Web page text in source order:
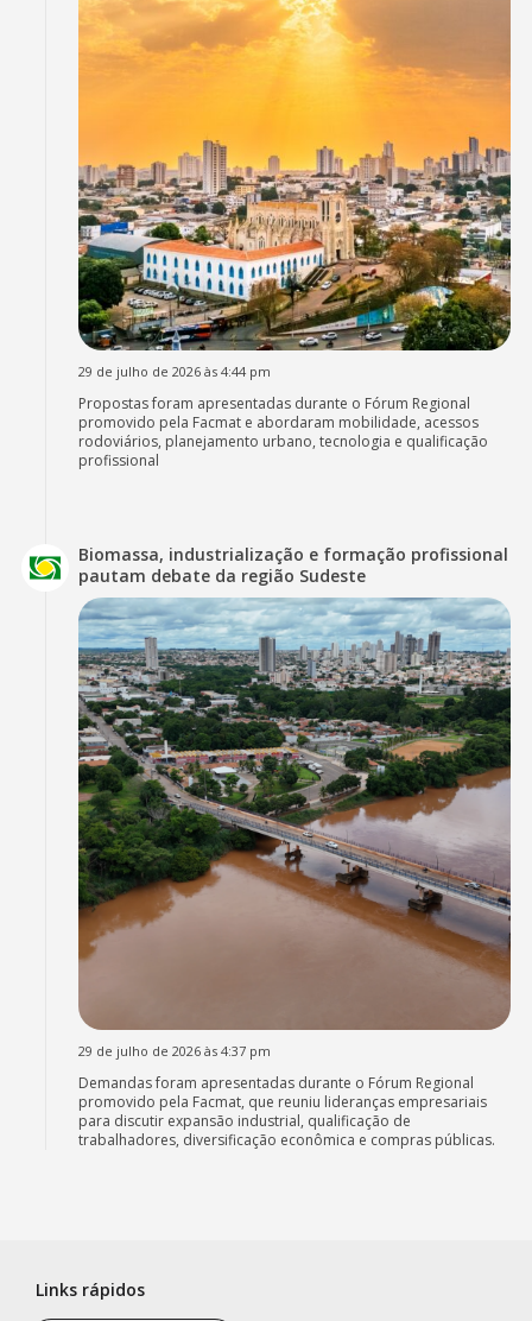
29 de julho de 2026 às 4:44 pm
Propostas foram apresentadas durante o Fórum Regional
promovido pela Facmat e abordaram mobilidade, acessos
rodoviários, planejamento urbano, tecnologia e qualificação
profissional
Biomassa, industrialização e formação profissional
pautam debate da região Sudeste
29 de julho de 2026 às 4:37 pm
Demandas foram apresentadas durante o Fórum Regional
promovido pela Facmat, que reuniu lideranças empresariais
para discutir expansão industrial, qualificação de
trabalhadores, diversificação econômica e compras públicas.
Links rápidos